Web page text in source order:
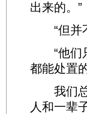
出来的。”
“但并不
“他们只
都能处置
我们总
人和一辈